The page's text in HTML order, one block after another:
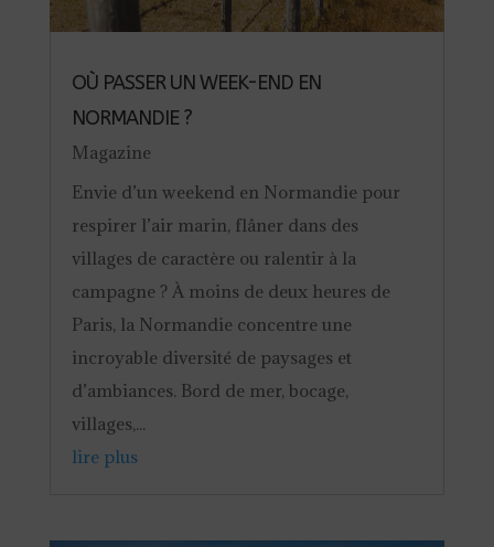
OÙ PASSER UN WEEK-END EN
NORMANDIE ?
Magazine
Envie d’un weekend en Normandie pour
respirer l’air marin, flâner dans des
villages de caractère ou ralentir à la
campagne ? À moins de deux heures de
Paris, la Normandie concentre une
incroyable diversité de paysages et
d’ambiances. Bord de mer, bocage,
villages,...
lire plus